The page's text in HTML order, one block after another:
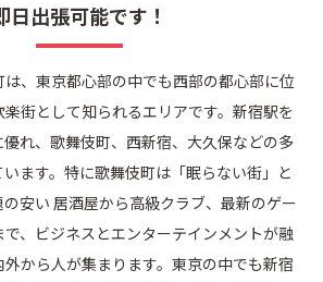
北山伏町
左門町
下落合
白銀町
新小川町
日出張可能です！
、東京都心部の中でも西部の都心部に位
街として知られるエリアです。新宿駅を
れ、歌舞伎町、西新宿、大久保などの多
ます。特に歌舞伎町は「眠らない街」と
安い 居酒屋から高級クラブ、最新のゲー
、ビジネスとエンターテインメントが融
から人が集まります。東京の中でも新宿